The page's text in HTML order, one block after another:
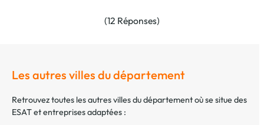
(12 Réponses)
Les autres villes du département
Retrouvez toutes les autres villes du département où se situe des
ESAT et entreprises adaptées :